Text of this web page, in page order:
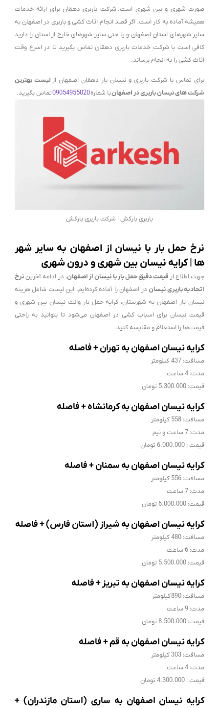
صورت شهری و بین شهری است. شرکت باربری دهقان برای ارائه خدمات
همیشه آماده به کار است. اگر قصد انجام اثاث کشی و باربری در اصفهان به
سایر شهرهای استان اصفهان و یا حتی سایر شهرهای خارج از استان را دارید
کافی است با شرکت خدمات باربری دهقان تماس بگیرید تا در اسرع وقت
اثاث کشی را به انجام برساند.
برای تماس با شرکت باربری و نیسان بار دهقان اصفهان از لیست بهترین
شرکت های نیسان باربری در اصفهانبا شماره09054955020تماس بگیرید.
باربری بارکش | شرکت باربری بارکش
نرخ حمل بار با نیسان از اصفهان به سایر شهر
ها | کرایه نیسان بین شهری و درون شهری
جهت اطلاع از قیمت دقیق حمل بار با نیسان از اصفهان، در ادامه آخریننرخ
اتحادیه باربری نیساندر اصفهان را آماده کرده‌ایم. این لیست شامل هزینه
نیسان بار اصفهان به شهرستان، کرایه حمل بار وانت نیسان بین شهری و
قیمت نیسان برای اسباب کشی در اصفهان می‌شود تا بتوانید به راحتی
قیمت‌ها را استعلام و مقایسه کنید.
کرایه نیسان اصفهان به تهران + فاصله
مسافت: 437 کیلومتر
مدت: 4 ساعت
قیمت: 5.300.000 تومان
کرایه نیسان اصفهان به کرمانشاه + فاصله
مسافت: 558 کیلومتر
مدت: 7 ساعت و نیم
قیمت : 6.000.000 تومان
کرایه نیسان اصفهان به سمنان + فاصله
مسافت: 556 کیلومتر
مدت: 7 ساعت
قیمت: 6.000.000 تومان
کرایه نیسان اصفهان به شیراز (استان فارس) + فاصله
مسافت: 480 کیلومتر
مدت: 6 ساعت
قیمت: 5.500.000 تومان
کرایه نیسان اصفهان به تبریز + فاصله
مسافت: 890 کیلومتر
مدت: 9 ساعت
قیمت: 8.500.000 تومان
کرایه نیسان اصفهان به قم + فاصله
مسافت: 303 کیلومتر
مدت: 4 ساعت
قیمت : 4.300.000 تومان
کرایه نیسان اصفهان به ساری (استان مازندران) +